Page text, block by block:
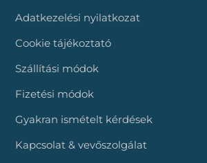
Adatkezelési nyilatkozat
Cookie tájékoztató
Szállítási módok
Fizetési módok
Gyakran ismételt kérdések
Kapcsolat & vevőszolgálat